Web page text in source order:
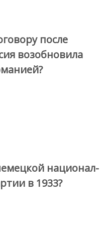
после
возобновила
национал-
в 1933?